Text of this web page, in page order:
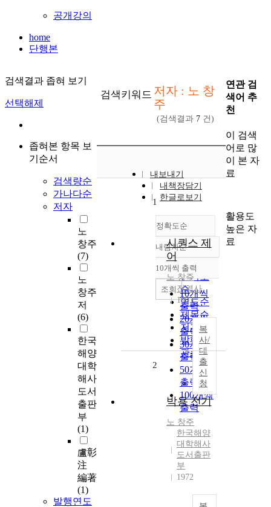
공개강의
home
단행본
검색결과 좁혀 보기
선택해제
좁혀본 항목 보
기순서
검색량순
가나다순
저자
노
창주
(7)
노
창주
저
(6)
한국
해양
대학
해사
도서
출판
부
(1)
盧彰
注
編著
(1)
발행연도
검색키워드 저자 : 노 창
주
(검색결과 7 건)
내보내기
내책장담기
한글로보기
정확도순
정확도
순
인기도
순
연도순
제목순
저자순
발행기
관순
내림차순
내림차순
10개씩 출력
10개씩
출력
20개씩
출력
30개씩
출력
50개씩
출력
100개씩
출력
조회
1
시퀀스 제
어
노 창주
진영사
1993
복
사/
대
출
신
청
2
박용 전기
노 창주
한국해양
대학해사
도서출판
부
1972
연관 검
색어 추
천
이 검색
어로 많
이 본 자
료
활용도
높은 자
료